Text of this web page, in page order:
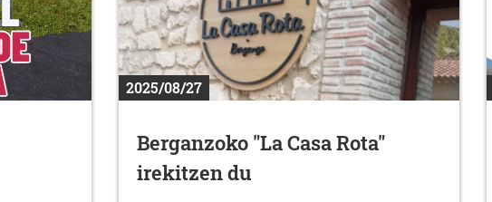
2025/08/27
Berganzoko "La Casa Rota"
irekitzen du